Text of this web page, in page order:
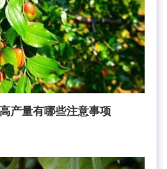
产量有哪些注意事项